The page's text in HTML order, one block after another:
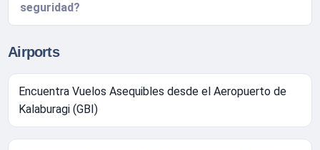
seguridad?
Airports
Encuentra Vuelos Asequibles desde el Aeropuerto de
Kalaburagi (GBI)